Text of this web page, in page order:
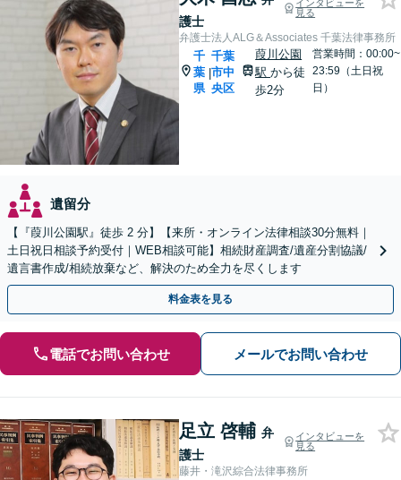
護士
インタビューを
見る
弁護士法人ALG＆Associates 千葉法律事務所
千
葉
県
|
千葉
市中
央区
葭川公園
駅から徒
歩2分
営業時間：00:00~
23:59（土日祝
日）
遺留分
【『葭川公園駅』徒歩 2 分】【来所・オンライン法律相談30分無料｜
土日祝日相談予約受付｜WEB相談可能】相続財産調査/遺産分割協議/
遺言書作成/相続放棄など、解決のため全力を尽くします
料金表を見る
電話でお問い合わせ メールでお問い合わせ
足立 啓輔 弁
護士
インタビューを
見る
藤井・滝沢綜合法律事務所